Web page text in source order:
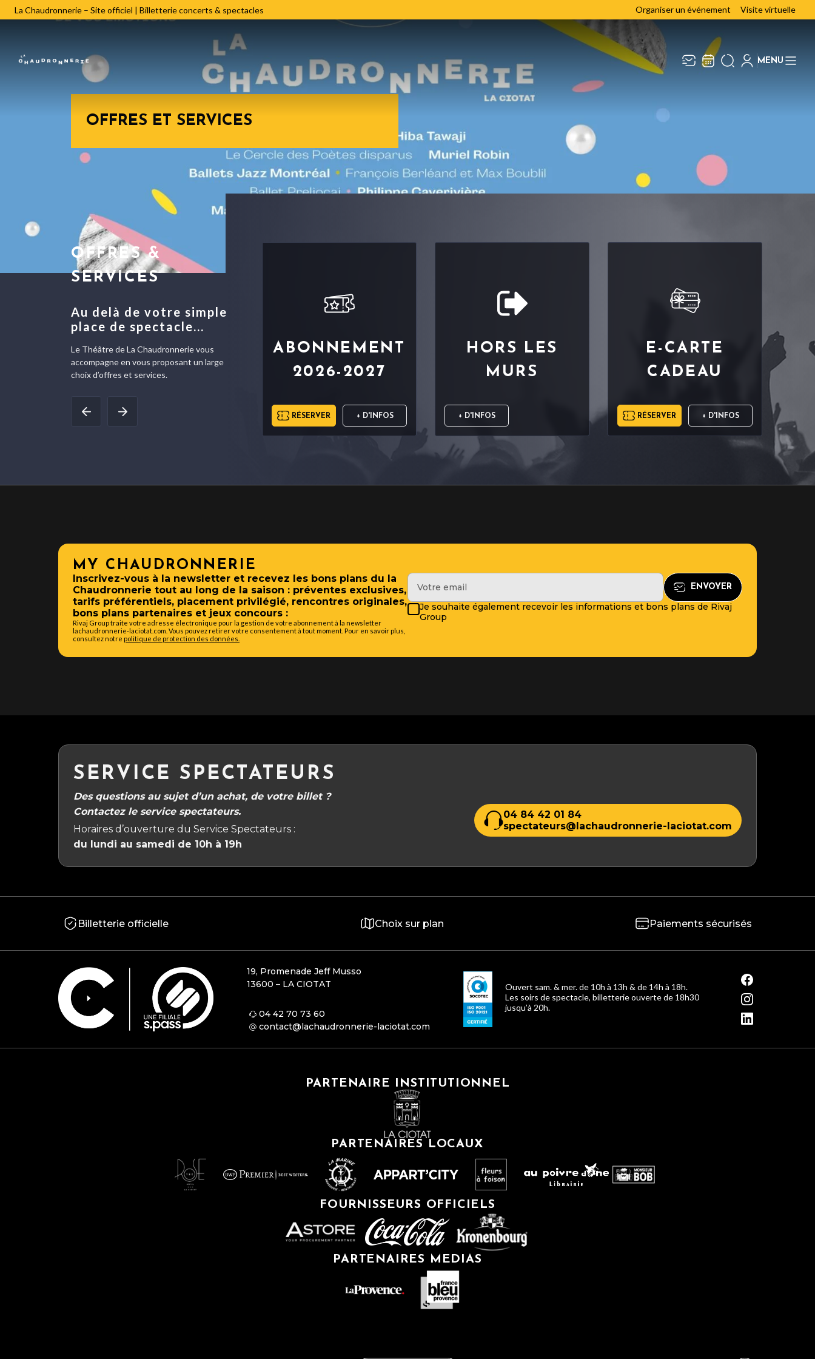
La Chaudronnerie – Site officiel | Billetterie concerts & spectacles Organiser un événement Visite virtuelle
Recevez toute l’actualité en
Rivaj Group traite votre adresse électronique pour
la gestion de votre abonnement à la newsletter de
MENU
OFFRES ET SERVICES
OFFRES &
SERVICES
Au delà de votre simple
place de spectacle...
Le Théâtre de La Chaudronnerie vous
accompagne en vous proposant un large
choix d’offres et services.
ABONNEMENT
2026-2027
RÉSERVER + D'INFOS
HORS LES
MURS
+ D'INFOS
E-CARTE
CADEAU
RÉSERVER + D'INFOS
MY CHAUDRONNERIE
Inscrivez-vous à la newsletter et recevez les bons plans du la
Chaudronnerie tout au long de la saison : préventes exclusives,
tarifs préférentiels, placement privilégié, rencontres originales,
bons plans partenaires et jeux concours :
Rivaj Group traite votre adresse électronique pour la gestion de votre abonnement à la newsletter
lachaudronnerie-laciotat.com. Vous pouvez retirer votre consentement à tout moment. Pour en savoir plus,
consultez notre politique de protection des données.
Je souhaite également recevoir les informations et bons plans de Rivaj
Group
SERVICE SPECTATEURS
Des questions au sujet d’un achat, de votre billet ?
Contactez le service spectateurs.
Horaires d’ouverture du Service Spectateurs :
du lundi au samedi de 10h à 19h
04 84 42 01 84
spectateurs@lachaudronnerie-laciotat.com
Billetterie officielle Choix sur plan Paiements sécurisés
19, Promenade Jeff Musso
13600 – LA CIOTAT
04 42 70 73 60
contact@lachaudronnerie-laciotat.com
Ouvert sam. & mer. de 10h à 13h & de 14h à 18h.
Les soirs de spectacle, billetterie ouverte de 18h30
jusqu’à 20h.
PARTENAIRE INSTITUTIONNEL
PARTENAIRES LOCAUX
FOURNISSEURS OFFICIELS
PARTENAIRES MEDIAS